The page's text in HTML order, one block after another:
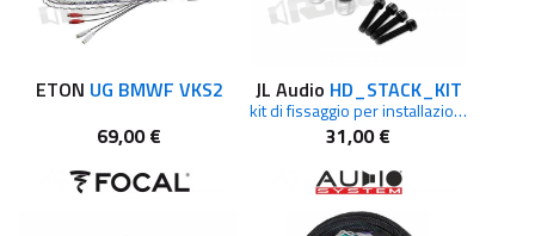
ETON UG BMWF VKS2
69,00 €
JL Audio HD_STACK_KIT
kit di fissaggio per installazioni multiple di amplificatori HD e MHD
31,00 €